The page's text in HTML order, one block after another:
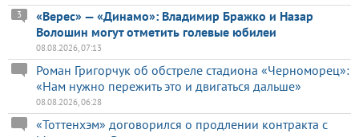
«Верес» — «Динамо»: Владимир Бражко и Назар
Волошин могут отметить голевые юбилеи
3
08.08.2026, 07:13
Роман Григорчук об обстреле стадиона «Черноморец»:
«Нам нужно пережить это и двигаться дальше»
08.08.2026, 06:28
«Тоттенхэм» договорился о продлении контракта с